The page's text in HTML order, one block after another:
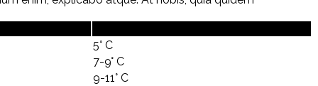
5° C
7-9° C
9-11° C